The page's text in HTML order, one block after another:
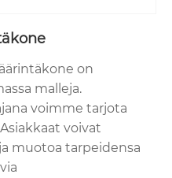
on
malleja.
voimme tarjota
voivat
muotoa tarpeidensa